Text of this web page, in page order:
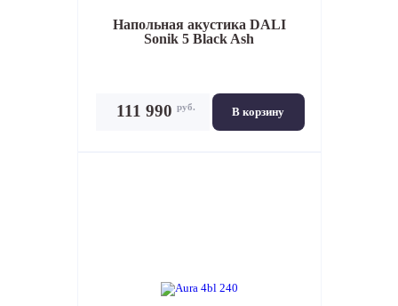
Напольная акустика DALI
Sonik 5 Black Ash
В корзину
111 990 руб.